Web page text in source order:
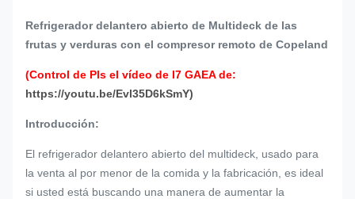
Refrigerador delantero abierto de Multideck de las
frutas y verduras con el compresor remoto de Copeland
(Control de Pls el vídeo de I7 GAEA de:
https://youtu.be/Evl35D6kSmY)
Introducción:
El refrigerador delantero abierto del multideck, usado para
la venta al por menor de la comida y la fabricación, es ideal
si usted está buscando una manera de aumentar la